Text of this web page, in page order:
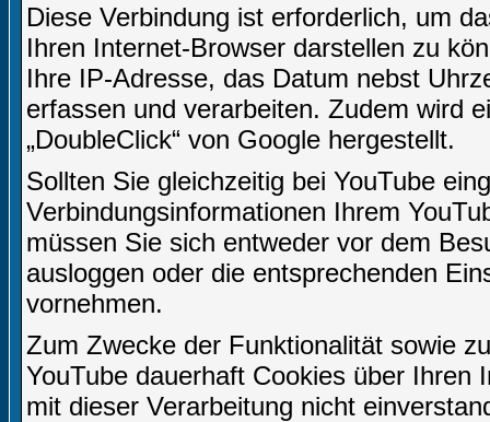
Diese Verbindung ist erforderlich, um
Ihren Internet-Browser darstellen zu
Ihre IP-Adresse, das Datum nebst
erfassen und verarbeiten. Zudem wird
„DoubleClick“ von Google hergestellt.
Sollten Sie gleichzeitig bei YouTube
Verbindungsinformationen Ihrem
müssen Sie sich entweder vor dem
ausloggen oder die entsprechenden
vornehmen.
Zum Zwecke der Funktionalität sowie
YouTube dauerhaft Cookies über
mit dieser Verarbeitung nicht